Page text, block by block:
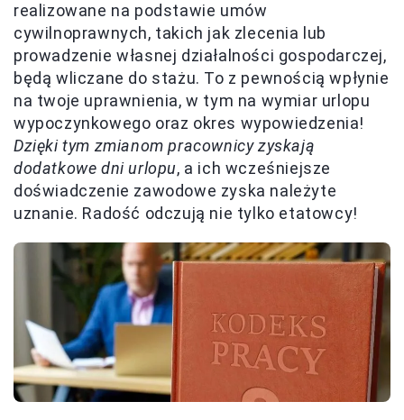
realizowane na podstawie umów
cywilnoprawnych, takich jak zlecenia lub
prowadzenie własnej działalności gospodarczej,
będą wliczane do stażu. To z pewnością wpłynie
na twoje uprawnienia, w tym na wymiar urlopu
wypoczynkowego oraz okres wypowiedzenia!
Dzięki tym zmianom pracownicy zyskają
dodatkowe dni urlopu, a ich wcześniejsze
doświadczenie zawodowe zyska należyte
uznanie. Radość odczują nie tylko etatowcy!